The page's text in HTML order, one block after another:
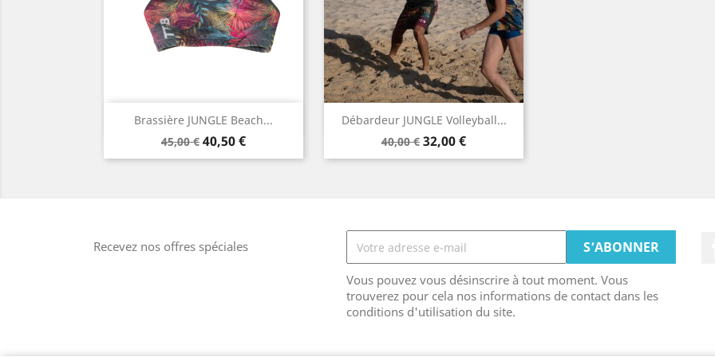
Brassière JUNGLE Beach...
Prix
de
45,00 € Prix
40,50 €
Aperçu rapide Débardeur JUNGLE Volleyball...
Prix
de
40,00 € Prix
32,00 €
Aperçu rapide
Recevez nos offres spéciales
Vous pouvez vous désinscrire à tout moment. Vous
trouverez pour cela nos informations de contact dans les
conditions d'utilisation du site.